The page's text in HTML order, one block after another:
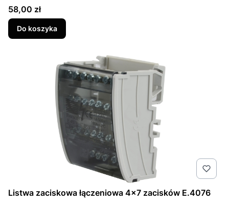
Cena
58,00 zł
Do koszyka
Listwa zaciskowa łączeniowa 4x7 zacisków E.4076